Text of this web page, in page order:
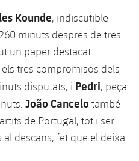
Kounde, indiscutible
minuts després de tres
un paper destacat
tres compromisos dels
disputats, i Pedri, peça
João Cancelo també
de Portugal, tot i ser
descans, fet que el deixa